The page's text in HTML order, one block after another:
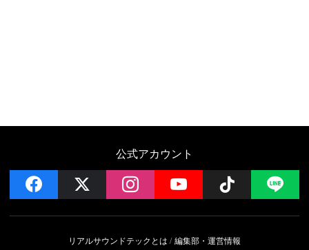
公式アカウント
facebook instagramYouTube Follow
リアルサウンドテックとは 編集部・運営情報